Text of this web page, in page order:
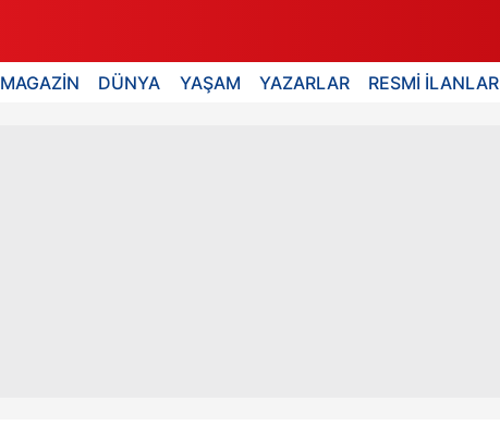
MAGAZİN DÜNYA YAŞAM YAZARLAR RESMİ İLANLAR